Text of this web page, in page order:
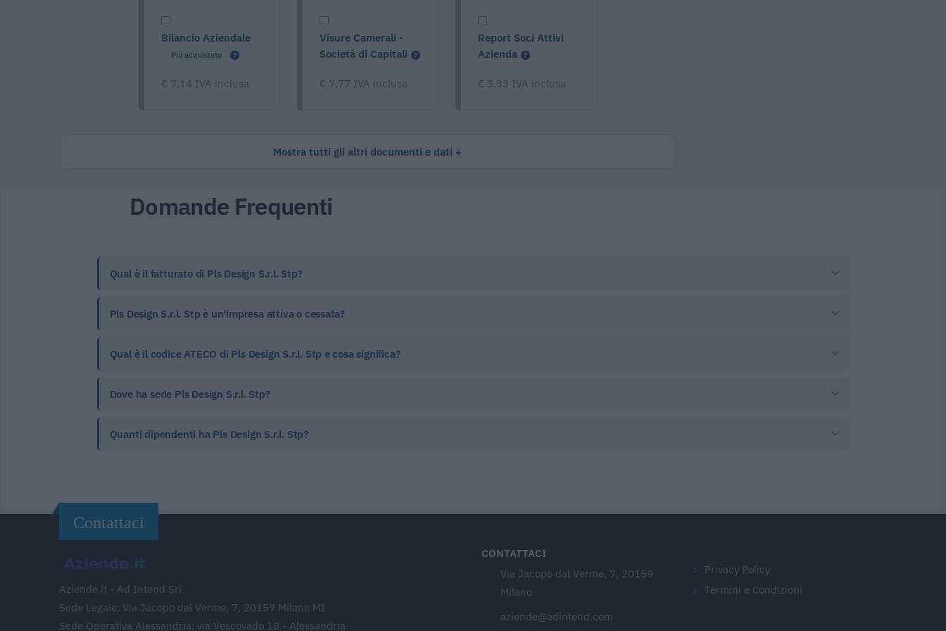
Bilancio Aziendale
Più acquistato
€ 7,14 IVA inclusa
Visure Camerali -
Società di Capitali
€ 7,77 IVA inclusa
Report Soci Attivi
Azienda
€ 3,33 IVA inclusa
Mostra tutti gli altri documenti e dati
Domande Frequenti
Qual è il fatturato di Pls Design S.r.l. Stp?
Pls Design S.r.l. Stp è un'impresa attiva o cessata?
Qual è il codice ATECO di Pls Design S.r.l. Stp e cosa significa?
Dove ha sede Pls Design S.r.l. Stp?
Quanti dipendenti ha Pls Design S.r.l. Stp?
Contattaci
Aziende.it - Ad Intend Srl
Sede Legale: Via Jacopo dal Verme, 7, 20159 Milano MI
Sede Operativa Alessandria: via Vescovado 18 - Alessandria
CONTATTACI
Via Jacopo dal Verme, 7, 20159
Milano
aziende@adintend.com
Privacy Policy
Termini e Condizioni